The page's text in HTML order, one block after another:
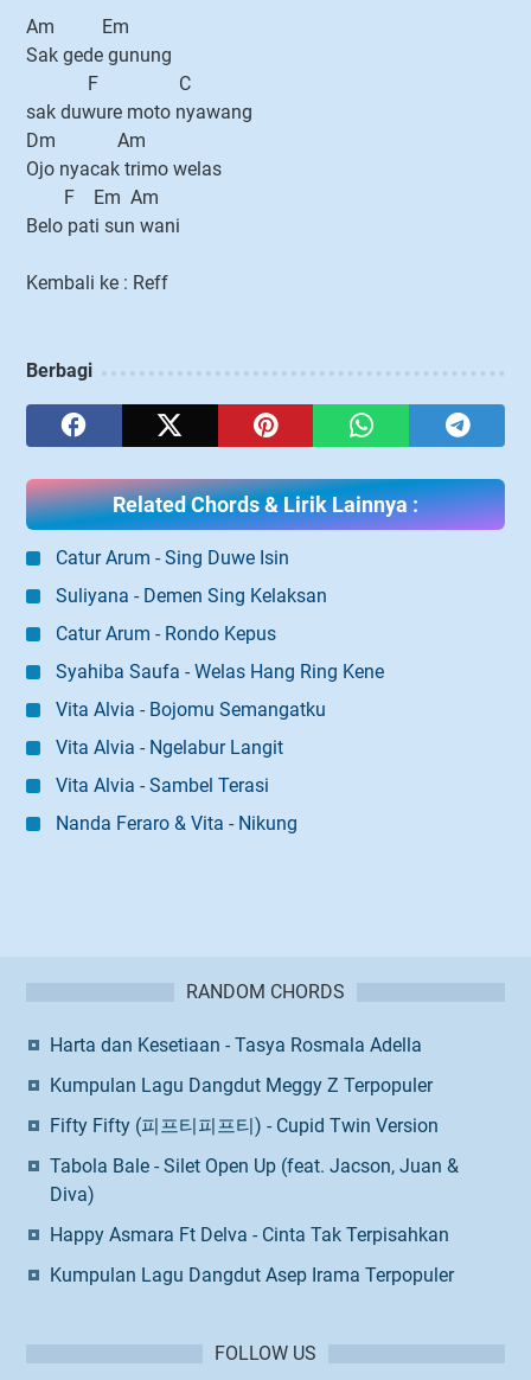
Am Em
Sak gede gunung
F C
sak duwure moto nyawang
Dm Am
Ojo nyacak trimo welas
F Em Am
Belo pati sun wani
Kembali ke : Reff
Berbagi
Related Chords & Lirik Lainnya :
Catur Arum - Sing Duwe Isin
Suliyana - Demen Sing Kelaksan
Catur Arum - Rondo Kepus
Syahiba Saufa - Welas Hang Ring Kene
Vita Alvia - Bojomu Semangatku
Vita Alvia - Ngelabur Langit
Vita Alvia - Sambel Terasi
Nanda Feraro & Vita - Nikung
RANDOM CHORDS
Harta dan Kesetiaan - Tasya Rosmala Adella
Kumpulan Lagu Dangdut Meggy Z Terpopuler
Fifty Fifty (피프티피프티) - Cupid Twin Version
Tabola Bale - Silet Open Up (feat. Jacson, Juan &
Diva)
Happy Asmara Ft Delva - Cinta Tak Terpisahkan
Kumpulan Lagu Dangdut Asep Irama Terpopuler
FOLLOW US